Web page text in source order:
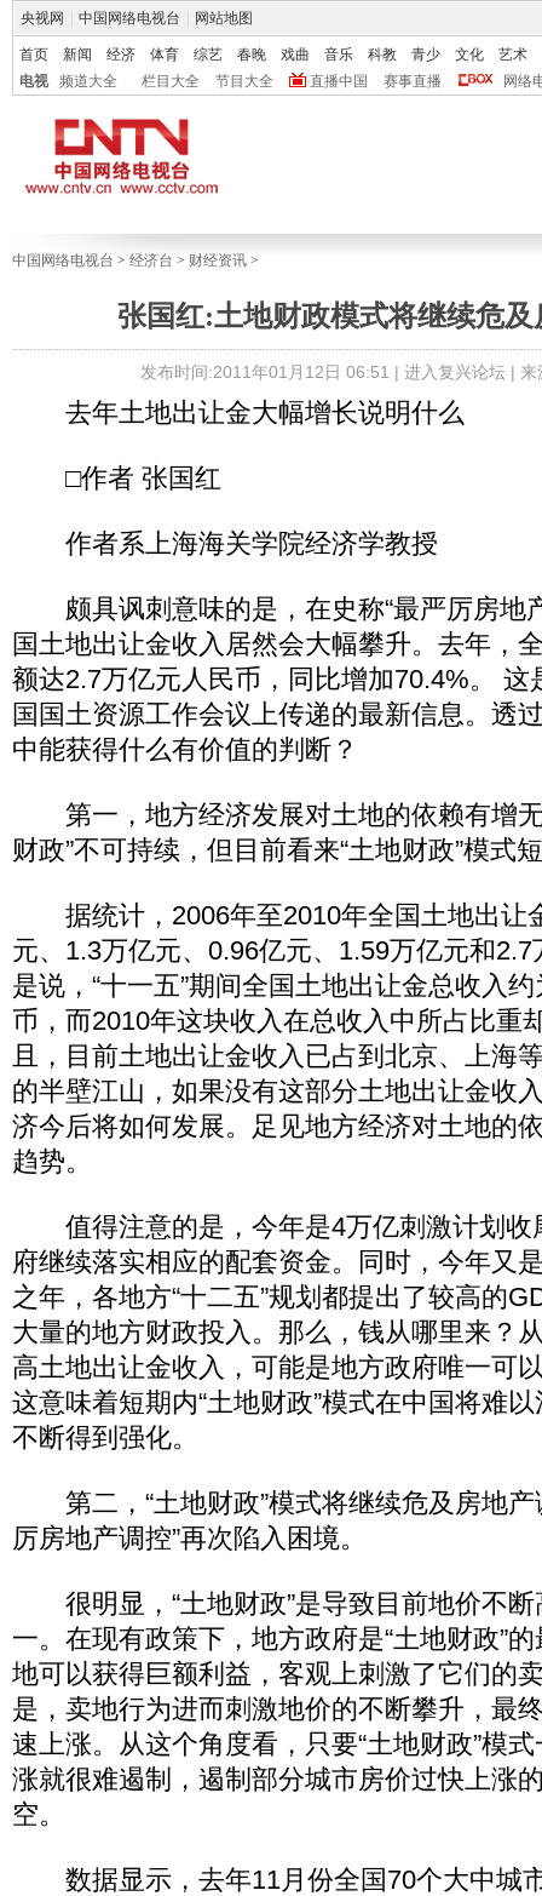
央视网 中国网络电视台 网站地图
首页 新闻 经济 体育 综艺 春晚 戏曲 音乐 科教 青少 文化
艺术
电视
频道大全 栏目大全 节目大全 直播中国 赛事直播 网络
中国网络电视台 > 经济台 > 财经资讯 >
张国红:土地财政模式将继续危及
发布时间:2011年01月12日 06:51 | 进入复兴论坛| 来
去年土地出让金大幅增长说明什么
□作者 张国红
作者系上海海关学院经济学教授
颇具讽刺意味的是，在史称“最严厉房地
国土地出让金收入居然会大幅攀升。去年，
额达2.7万亿元人民币，同比增加70.4%。 这
国国土资源工作会议上传递的最新信息。透
中能获得什么有价值的判断？
第一，地方经济发展对土地的依赖有增无
财政”不可持续，但目前看来“土地财政”模式
据统计，2006年至2010年全国土地出让
元、1.3万亿元、0.96亿元、1.59万亿元和
是说，“十一五”期间全国土地出让金总收入
币，而2010年这块收入在总收入中所占比重
且，目前土地出让金收入已占到北京、上海
的半壁江山，如果没有这部分土地出让金收
济今后将如何发展。足见地方经济对土地的
趋势。
值得注意的是，今年是4万亿刺激计划收
府继续落实相应的配套资金。同时，今年又
之年，各地方“十二五”规划都提出了较高的
大量的地方财政投入。那么，钱从哪里来？
高土地出让金收入，可能是地方政府唯一可
这意味着短期内“土地财政”模式在中国将难
不断得到强化。
第二，“土地财政”模式将继续危及房地产
厉房地产调控”再次陷入困境。
很明显，“土地财政”是导致目前地价不断
一。在现有政策下，地方政府是“土地财政”
地可以获得巨额利益，客观上刺激了它们的
是，卖地行为进而刺激地价的不断攀升，最
速上涨。从这个角度看，只要“土地财政”模
涨就很难遏制，遏制部分城市房价过快上涨
空。
数据显示，去年11月份全国70个大中城